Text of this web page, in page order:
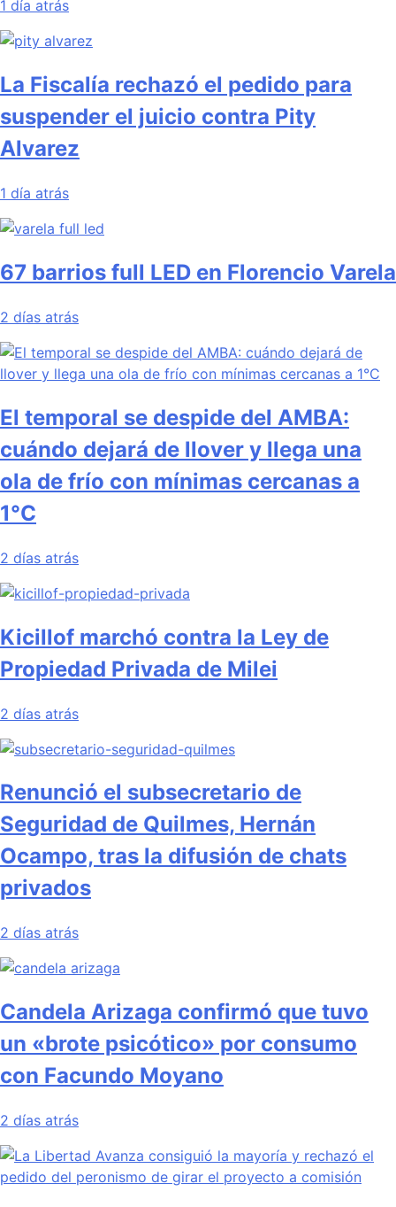
1 día atrás
La Fiscalía rechazó el pedido para
suspender el juicio contra Pity
Alvarez
1 día atrás
67 barrios full LED en Florencio Varela
2 días atrás
El temporal se despide del AMBA:
cuándo dejará de llover y llega una
ola de frío con mínimas cercanas a
1°C
2 días atrás
Kicillof marchó contra la Ley de
Propiedad Privada de Milei
2 días atrás
Renunció el subsecretario de
Seguridad de Quilmes, Hernán
Ocampo, tras la difusión de chats
privados
2 días atrás
Candela Arizaga confirmó que tuvo
un «brote psicótico» por consumo
con Facundo Moyano
2 días atrás